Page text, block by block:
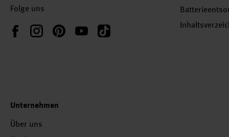
Folge uns
FacebookInstagramPinterestYouTubeTikTok
Unternehmen
Über uns